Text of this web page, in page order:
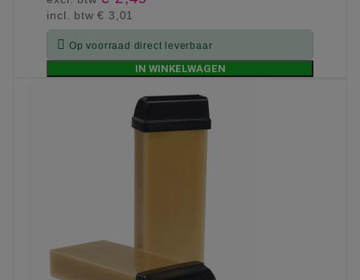
incl. btw€ 3,01
 Op voorraad direct leverbaar
IN WINKELWAGEN